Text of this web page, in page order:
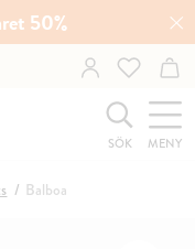
50%
SÖK MENY
Balboa